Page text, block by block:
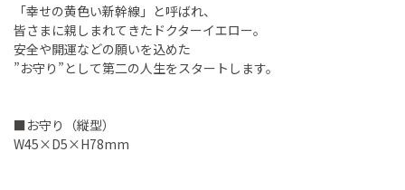
「幸せの黄色い新幹線」と呼ばれ、
皆さまに親しまれてきたドクターイエロー。
安全や開運などの願いを込めた
”お守り”として第二の人生をスタートします。
■お守り（縦型）
W45×D5×H78mm